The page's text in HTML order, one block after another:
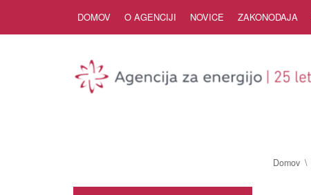
DOMOV O AGENCIJI NOVICE ZAKONODAJA
Domov